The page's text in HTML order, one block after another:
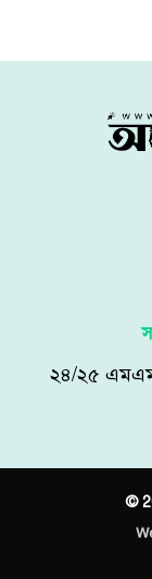
২৪/২৫
©